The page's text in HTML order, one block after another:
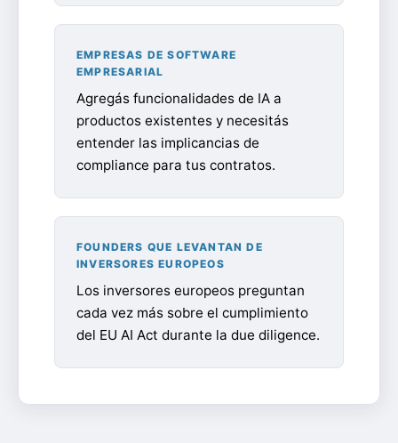
EMPRESAS DE SOFTWARE
EMPRESARIAL
Agregás funcionalidades de IA a
productos existentes y necesitás
entender las implicancias de
compliance para tus contratos.
FOUNDERS QUE LEVANTAN DE
INVERSORES EUROPEOS
Los inversores europeos preguntan
cada vez más sobre el cumplimiento
del EU AI Act durante la due diligence.